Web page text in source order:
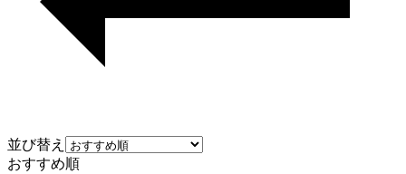
並び替え
おすすめ順